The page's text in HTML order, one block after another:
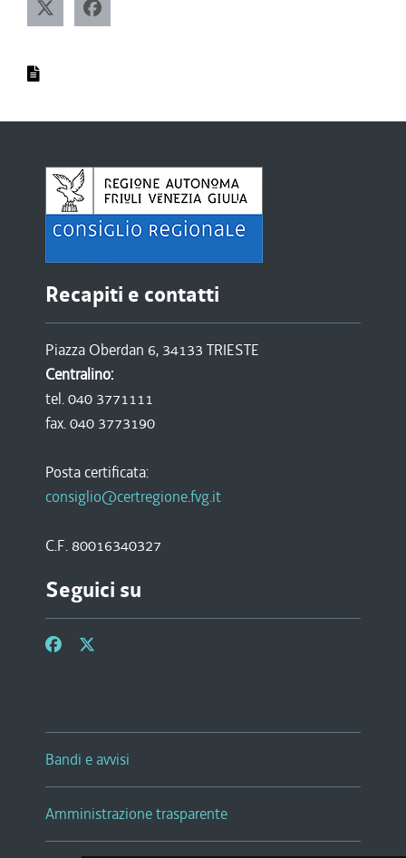
Recapiti e contatti
Piazza Oberdan 6, 34133 TRIESTE
Centralino:
tel. 040 3771111
fax. 040 3773190
Posta certificata:
consiglio@certregione.fvg.it
C.F. 80016340327
Seguici su
Bandi e avvisi
Amministrazione trasparente